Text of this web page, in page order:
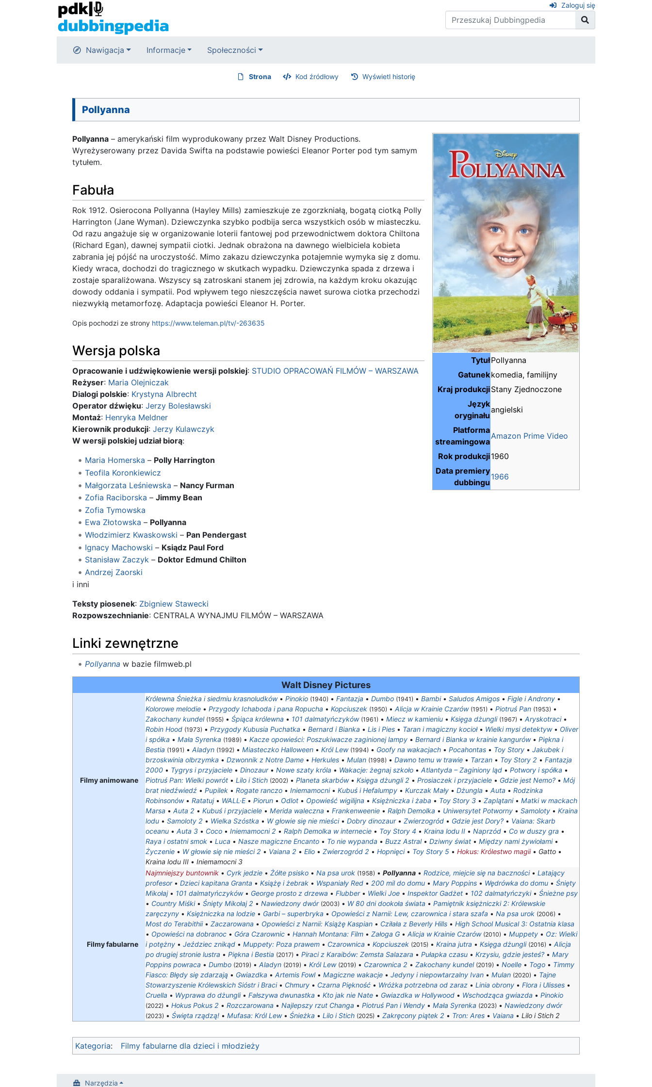
Zaloguj się
Nawigacja Informacje Społeczności
Strona Kod źródłowy Wyświetl historię
Pollyanna
TytułPollyanna
Gatunekkomedia, familijny
Kraj produkcjiStany Zjednoczone
Język
oryginału
angielski
Platforma
streamingowa
Amazon Prime Video
Rok produkcji1960
Data premiery
dubbingu
1966
Pollyanna – amerykański film wyprodukowany przez Walt Disney Productions.
Wyreżyserowany przez Davida Swifta na podstawie powieści Eleanor Porter pod tym samym
tytułem.
Fabuła
Rok 1912. Osierocona Pollyanna (Hayley Mills) zamieszkuje ze zgorzkniałą, bogatą ciotką Polly
Harrington (Jane Wyman). Dziewczynka szybko podbija serca wszystkich osób w miasteczku.
Od razu angażuje się w organizowanie loterii fantowej pod przewodnictwem doktora Chiltona
(Richard Egan), dawnej sympatii ciotki. Jednak obrażona na dawnego wielbiciela kobieta
zabrania jej pójść na uroczystość. Mimo zakazu dziewczynka potajemnie wymyka się z domu.
Kiedy wraca, dochodzi do tragicznego w skutkach wypadku. Dziewczynka spada z drzewa i
zostaje sparaliżowana. Wszyscy są zatroskani stanem jej zdrowia, na każdym kroku okazując
dowody oddania i sympatii. Pod wpływem tego nieszczęścia nawet surowa ciotka przechodzi
niezwykłą metamorfozę. Adaptacja powieści Eleanor H. Porter.
Opis pochodzi ze strony https://www.teleman.pl/tv/-263635
Wersja polska
Opracowanie i udźwiękowienie wersji polskiej: STUDIO OPRACOWAŃ FILMÓW – WARSZAWA
Reżyser: Maria Olejniczak
Dialogi polskie: Krystyna Albrecht
Operator dźwięku: Jerzy Bolesławski
Montaż: Henryka Meldner
Kierownik produkcji: Jerzy Kulawczyk
W wersji polskiej udział biorą:
Maria Homerska – Polly Harrington
Teofila Koronkiewicz
Małgorzata Leśniewska – Nancy Furman
Zofia Raciborska – Jimmy Bean
Zofia Tymowska
Ewa Złotowska – Pollyanna
Włodzimierz Kwaskowski – Pan Pendergast
Ignacy Machowski – Ksiądz Paul Ford
Stanisław Zaczyk– Doktor Edmund Chilton
Andrzej Zaorski
i inni
Teksty piosenek: Zbigniew Stawecki
Rozpowszechnianie: CENTRALA WYNAJMU FILMÓW – WARSZAWA
Linki zewnętrzne
Pollyanna w bazie filmweb.pl
Walt Disney Pictures
Filmy animowane
Królewna Śnieżka i siedmiu krasnoludków• Pinokio (1940) • Fantazja • Dumbo (1941) • Bambi• Saludos Amigos • Figle i Androny •
Kolorowe melodie • Przygody Ichaboda i pana Ropucha • Kopciuszek (1950) • Alicja w Krainie Czarów (1951) • Piotruś Pan (1953) •
Zakochany kundel (1955) • Śpiąca królewna • 101 dalmatyńczyków (1961) • Miecz w kamieniu • Księga dżungli (1967) • Aryskotraci•
Robin Hood (1973) • Przygody Kubusia Puchatka • Bernard i Bianka • Lis i Pies • Taran i magiczny kocioł• Wielki mysi detektyw• Oliver
i spółka • Mała Syrenka (1989) • Kacze opowieści: Poszukiwacze zaginionej lampy • Bernard i Bianka w krainie kangurów• Piękna i
Bestia (1991) • Aladyn (1992) • Miasteczko Halloween • Król Lew (1994) • Goofy na wakacjach • Pocahontas • Toy Story • Jakubek i
brzoskwinia olbrzymka • Dzwonnik z Notre Dame • Herkules • Mulan (1998) • Dawno temu w trawie • Tarzan • Toy Story 2 • Fantazja
2000 • Tygrys i przyjaciele • Dinozaur• Nowe szaty króla • Wakacje: żegnaj szkoło • Atlantyda – Zaginiony ląd • Potwory i spółka •
Piotruś Pan: Wielki powrót • Lilo i Stich (2002) • Planeta skarbów• Księga dżungli 2 • Prosiaczek i przyjaciele • Gdzie jest Nemo? • Mój
brat niedźwiedź • Pupilek • Rogate ranczo • Iniemamocni• Kubuś i Hefalumpy • Kurczak Mały • Dżungla • Auta • Rodzinka
Robinsonów• Ratatuj• WALL·E• Piorun • Odlot • Opowieść wigilijna • Księżniczka i żaba • Toy Story 3 • Zaplątani• Matki w mackach
Marsa • Auta 2 • Kubuś i przyjaciele • Merida waleczna • Frankenweenie • Ralph Demolka • Uniwersytet Potworny • Samoloty • Kraina
lodu • Samoloty 2 • Wielka Szóstka • W głowie się nie mieści• Dobry dinozaur• Zwierzogród • Gdzie jest Dory? • Vaiana: Skarb
oceanu • Auta 3 • Coco • Iniemamocni 2 • Ralph Demolka w internecie • Toy Story 4 • Kraina lodu II • Naprzód • Co w duszy gra •
Raya i ostatni smok • Luca • Nasze magiczne Encanto • To nie wypanda • Buzz Astral• Dziwny świat • Między nami żywiołami•
Życzenie • W głowie się nie mieści 2 • Vaiana 2 • Elio • Zwierzogród 2 • Hopnięci• Toy Story 5 • Hokus: Królestwo magii• Gatto •
Kraina lodu III • Iniemamocni 3
Filmy fabularne
Najmniejszy buntownik • Cyrk jedzie • Żółte psisko • Na psa urok (1958) • Pollyanna • Rodzice, miejcie się na baczności• Latający
profesor• Dzieci kapitana Granta • Książę i żebrak • Wspaniały Red • 200 mil do domu • Mary Poppins • Wędrówka do domu • Śnięty
Mikołaj• 101 dalmatyńczyków• George prosto z drzewa • Flubber• Wielki Joe • Inspektor Gadżet • 102 dalmatyńczyki• Śnieżne psy
• Country Miśki• Śnięty Mikołaj 2 • Nawiedzony dwór (2003) • W 80 dni dookoła świata • Pamiętnik księżniczki 2: Królewskie
zaręczyny • Księżniczka na lodzie • Garbi – superbryka • Opowieści z Narnii: Lew, czarownica i stara szafa • Na psa urok (2006) •
Most do Terabithii• Zaczarowana • Opowieści z Narnii: Książę Kaspian • Cziłała z Beverly Hills • High School Musical 3: Ostatnia klasa
• Opowieści na dobranoc • Góra Czarownic • Hannah Montana: Film • Załoga G • Alicja w Krainie Czarów (2010) • Muppety • Oz: Wielki
i potężny • Jeździec znikąd • Muppety: Poza prawem • Czarownica • Kopciuszek (2015) • Kraina jutra • Księga dżungli (2016) • Alicja
po drugiej stronie lustra • Piękna i Bestia (2017) • Piraci z Karaibów: Zemsta Salazara • Pułapka czasu • Krzysiu, gdzie jesteś? • Mary
Poppins powraca • Dumbo (2019) • Aladyn (2019) • Król Lew (2019) • Czarownica 2 • Zakochany kundel (2019) • Noelle • Togo • Timmy
Fiasco: Błędy się zdarzają • Gwiazdka • Artemis Fowl• Magiczne wakacje • Jedyny i niepowtarzalny Ivan • Mulan (2020) • Tajne
Stowarzyszenie Królewskich Sióstr i Braci• Chmury • Czarna Piękność • Wróżka potrzebna od zaraz • Linia obrony • Flora i Ulisses •
Cruella • Wyprawa do dżungli• Fałszywa dwunastka • Kto jak nie Nate • Gwiazdka w Hollywood • Wschodząca gwiazda • Pinokio
(2022) • Hokus Pokus 2 • Rozczarowana • Najlepszy rzut Changa • Piotruś Pan i Wendy • Mała Syrenka (2023) • Nawiedzony dwór
(2023) • Święta rządzą! • Mufasa: Król Lew• Śnieżka • Lilo i Stich (2025) • Zakręcony piątek 2 • Tron: Ares • Vaiana • Lilo i Stich 2
Kategoria: Filmy fabularne dla dzieci i młodzieży
Narzędzia